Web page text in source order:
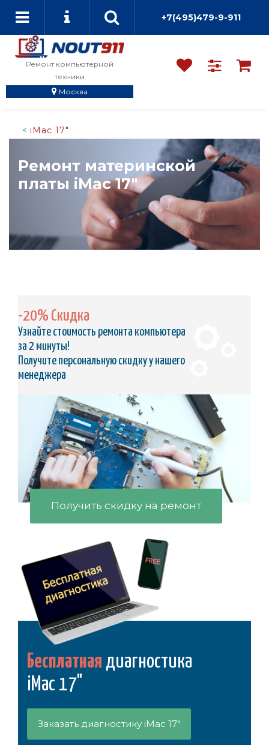
+7(495)479-9-911
Ремонт компьютерной
техники
Москва
iMac 17"
Ремонт материнской
платы iMac 17"
-20% Скидка
Узнайте стоимость ремонта компьютера
за 2 минуты!
Получите персональную скидку у нашего
менеджера
Получить скидку на ремонт
Бесплатная диагностика
iMac 17"
Заказать диагностику iMac 17"